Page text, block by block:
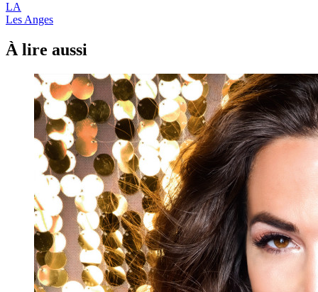
LA
Les Anges
À lire aussi